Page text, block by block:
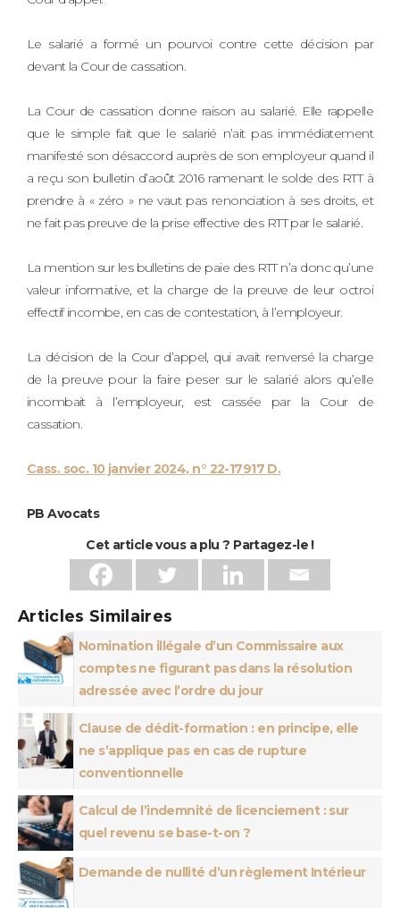
Le salarié a formé un pourvoi contre cette décision par
devant la Cour de cassation.
La Cour de cassation donne raison au salarié. Elle rappelle
que le simple fait que le salarié n’ait pas immédiatement
manifesté son désaccord auprès de son employeur quand il
a reçu son bulletin d’août 2016 ramenant le solde des RTT à
prendre à « zéro » ne vaut pas renonciation à ses droits, et
ne fait pas preuve de la prise effective des RTT par le salarié.
La mention sur les bulletins de paie des RTT n’a donc qu’une
valeur informative, et la charge de la preuve de leur octroi
effectif incombe, en cas de contestation, à l’employeur.
La décision de la Cour d’appel, qui avait renversé la charge
de la preuve pour la faire peser sur le salarié alors qu’elle
incombait à l’employeur, est cassée par la Cour de
cassation.
Cass. soc. 10 janvier 2024, n° 22-17917 D.
PB Avocats
Cet article vous a plu ? Partagez-le !
Articles Similaires
Nomination illégale d’un Commissaire aux
comptes ne figurant pas dans la résolution
adressée avec l’ordre du jour
Clause de dédit-formation : en principe, elle
ne s’applique pas en cas de rupture
conventionnelle
Calcul de l’indemnité de licenciement : sur
quel revenu se base-t-on ?
Demande de nullité d’un règlement Intérieur